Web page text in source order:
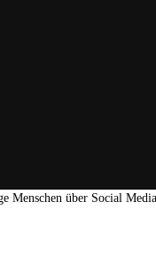
Menschen über Social